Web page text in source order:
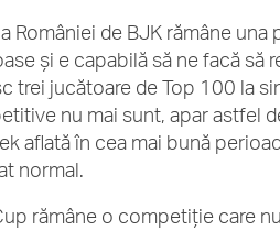
României de BJK rămâne
și e capabilă să ne facă
trei jucătoare de Top 100 la
nu mai sunt, apar astfel
aflată în cea mai bună
normal.
rămâne o competiție care